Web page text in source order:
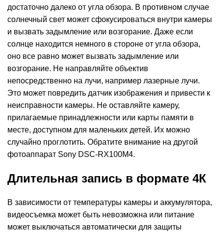
достаточно далеко от угла обзора. В противном случае
солнечный свет может сфокусироваться внутри камеры
и вызвать задымление или возгорание. Даже если
солнце находится немного в стороне от угла обзора,
оно все равно может вызвать задымление или
возгорание. Не направляйте объектив
непосредственно на лучи, например лазерные лучи.
Это может повредить датчик изображения и привести к
неисправности камеры. Не оставляйте камеру,
прилагаемые принадлежности или карты памяти в
месте, доступном для маленьких детей. Их можно
случайно проглотить. Обратите внимание на другой
фотоаппарат Sony DSC-RX100M4.
Длительная запись в формате 4К
В зависимости от температуры камеры и аккумулятора,
видеосъемка может быть невозможна или питание
может выключаться автоматически для защиты